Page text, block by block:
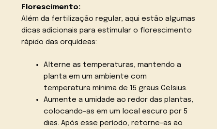
Florescimento:
Além da fertilização regular, aqui estão algumas
dicas adicionais para estimular o florescimento
rápido das orquídeas:
Alterne as temperaturas, mantendo a
planta em um ambiente com
temperatura mínima de 15 graus Celsius.
Aumente a umidade ao redor das plantas,
colocando-as em um local escuro por 5
dias. Após esse período, retorne-as ao